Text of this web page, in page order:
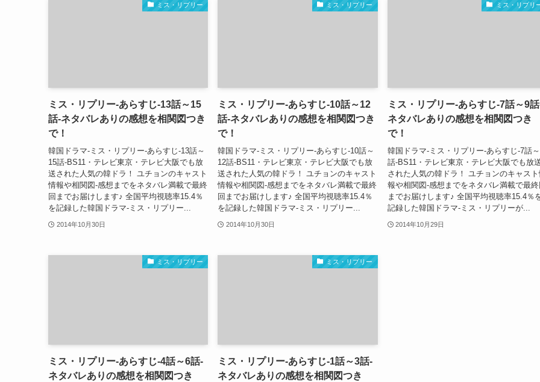
ミス・リプリー
ミス・リプリー-あらすじ-13話～15
話-ネタバレありの感想を相関図つき
で！
韓国ドラマ-ミス・リプリー-あらすじ-13話～
15話-BS11・テレビ東京・テレビ大阪でも放
送された人気の韓ドラ！ ユチョンのキャスト
情報や相関図-感想までをネタバレ満載で最終
回までお届けします♪ 全国平均視聴率15.4％
を記録した韓国ドラマ-ミス・リプリー...
2014年10月30日
ミス・リプリー
ミス・リプリー-あらすじ-10話～12
話-ネタバレありの感想を相関図つき
で！
韓国ドラマ-ミス・リプリー-あらすじ-10話～
12話-BS11・テレビ東京・テレビ大阪でも放
送された人気の韓ドラ！ ユチョンのキャスト
情報や相関図-感想までをネタバレ満載で最終
回までお届けします♪ 全国平均視聴率15.4％
を記録した韓国ドラマ-ミス・リプリー...
2014年10月30日
ミス・リプリ
ミス・リプリー-あらすじ-7話～9
ネタバレありの感想を相関図つき
で！
韓国ドラマ-ミス・リプリー-あらすじ-7話
話-BS11・テレビ東京・テレビ大阪でも放
された人気の韓ドラ！ ユチョンのキャス
報や相関図-感想までをネタバレ満載で最終
までお届けします♪ 全国平均視聴率15.4％
記録した韓国ドラマ-ミス・リプリーが...
2014年10月29日
ミス・リプリー
ミス・リプリー-あらすじ-4話～6話-
ネタバレありの感想を相関図つき
ミス・リプリー
ミス・リプリー-あらすじ-1話～3話-
ネタバレありの感想を相関図つき